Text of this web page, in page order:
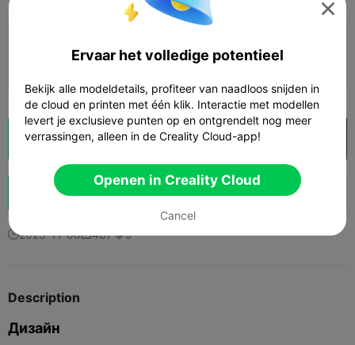
Auteur  1d 01h  1 plates 
Cloud slice Openen in Creality Cloud
Boost 166
2025-11-084879
Description
Дизайн

Ervaar het volledige potentieel
Bekijk alle modeldetails, profiteer van naadloos snijden in
de cloud en printen met één klik. Interactie met modellen
levert je exclusieve punten op en ontgrendelt nog meer
verrassingen, alleen in de Creality Cloud-app!
Openen in Creality Cloud
Cancel